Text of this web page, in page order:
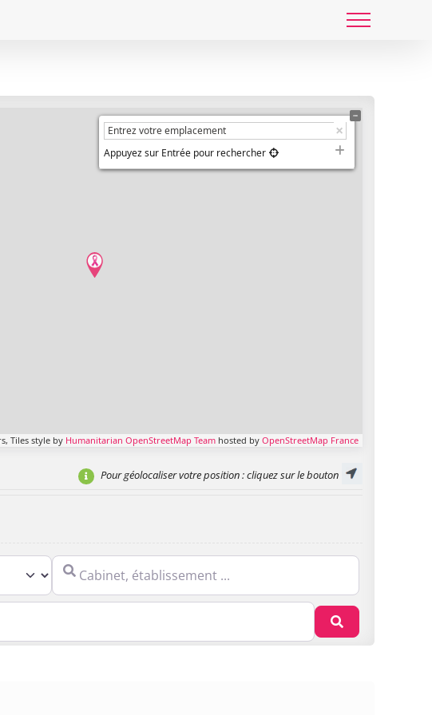
Appuyez sur Entrée pour rechercher
Tiles style by Humanitarian OpenStreetMap Team hosted by OpenStreetMap France
Pour géolocaliser votre position: cliquez sur le bouton
Cabinet, établissement ...
Recherche